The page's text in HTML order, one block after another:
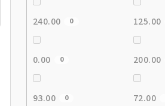
240.00 0 125.00
0.00 0 200.00
93.00 0 72.00